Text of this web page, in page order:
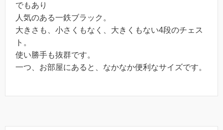
でもあり
人気のある一鉄ブラック。
大きさも、小さくもなく、大きくもない4段のチェス
ト。
使い勝手も抜群です。
一つ、お部屋にあると、なかなか便利なサイズです。